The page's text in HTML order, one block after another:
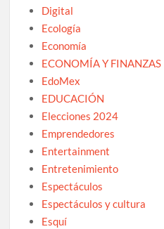
Digital
Ecología
Economía
ECONOMÍA Y FINANZAS
EdoMex
EDUCACIÓN
Elecciones 2024
Emprendedores
Entertainment
Entretenimiento
Espectáculos
Espectáculos y cultura
Esquí